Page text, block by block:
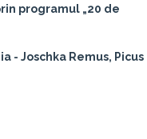
programul „20 de
- Joschka Remus, Picus